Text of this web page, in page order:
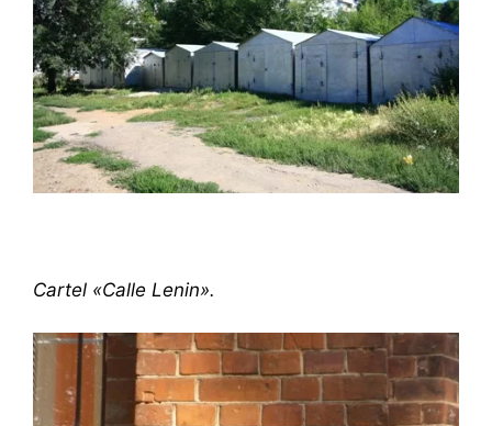
Cartel «Calle Lenin».